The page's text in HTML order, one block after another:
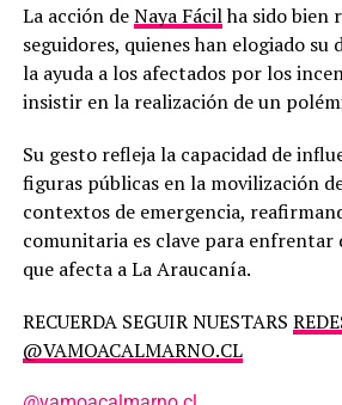
La acción deNaya Fácilha sido bien
seguidores, quienes han elogiado
la ayuda a los afectados por los
insistir en la realización de un
Su gesto refleja la capacidad de
figuras públicas en la movilización
contextos de emergencia,
comunitaria es clave para enfrentar
que afecta a La Araucanía.
RECUERDA SEGUIR NUESTARS
@VAMOACALMARNO.CL